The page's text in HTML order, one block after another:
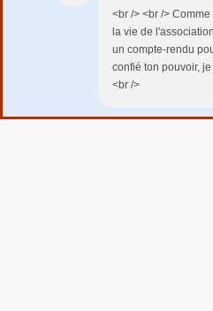
<br /> <br />
la vie de
un compte-rendu
confié ton pouvoir,
<br />